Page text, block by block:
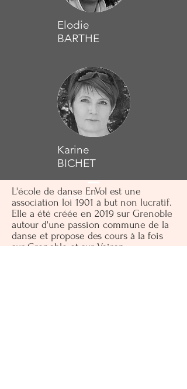
Elodie
BARTHE
Trésorière
Karine
BICHET
Secrétaire
L'école de danse EnVol est une
association loi 1901 à but non lucratif.
Elle a été créée en 2019 sur Grenoble
autour d'une passion commune de la
danse et propose des cours à la fois
sur Grenoble et sur Voiron.